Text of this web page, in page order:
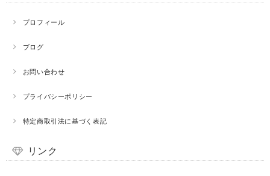
プロフィール
ブログ
お問い合わせ
プライバシーポリシー
特定商取引法に基づく表記
リンク